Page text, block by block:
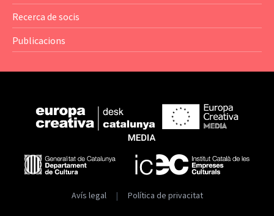
Recerca de socis
Publicacions
Avís legal | Política de privacitat